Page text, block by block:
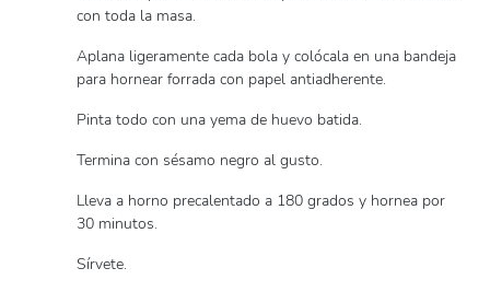
con toda la masa.
Aplana ligeramente cada bola y colócala en una bandeja
para hornear forrada con papel antiadherente.
Pinta todo con una yema de huevo batida.
Termina con sésamo negro al gusto.
Lleva a horno precalentado a 180 grados y hornea por
30 minutos.
Sírvete.